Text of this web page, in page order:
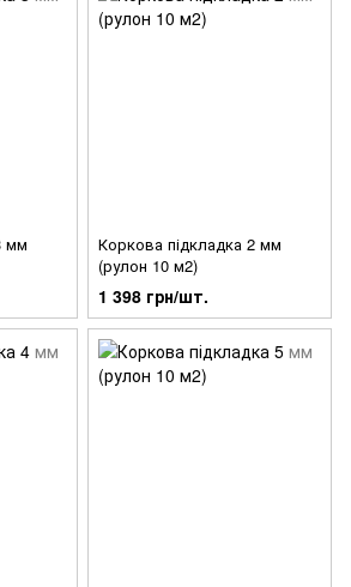
мм
Коркова підкладка 2 мм
(рулон 10 м2)
1 398 грн/шт.